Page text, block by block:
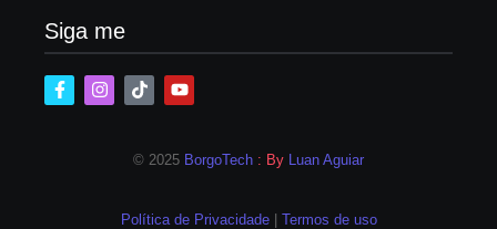
Siga me
© 2025 BorgoTech : By Luan Aguiar
Política de Privacidade | Termos de uso